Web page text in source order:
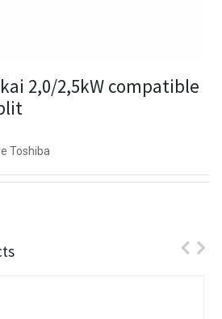
2,0/2,5kW compatible
Toshiba